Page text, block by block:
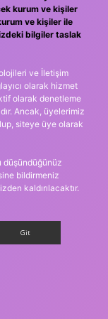
kurum ve kişiler
ve kişiler ile
bilgiler taslak
ve İletişim
olarak hizmet
olarak denetleme
Ancak, üyelerimiz
siteye üye olarak
düşündüğünüz
bildirmeniz
kaldırılacaktır.